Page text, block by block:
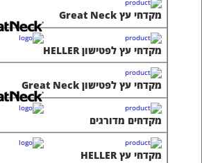
מקדחי עץ Great Neck
מקדחי עץ לפטישון HELLER
מקדחי עץ לפטישון Great Neck
מקדחים מדורגים
מקדחי עץ HELLER